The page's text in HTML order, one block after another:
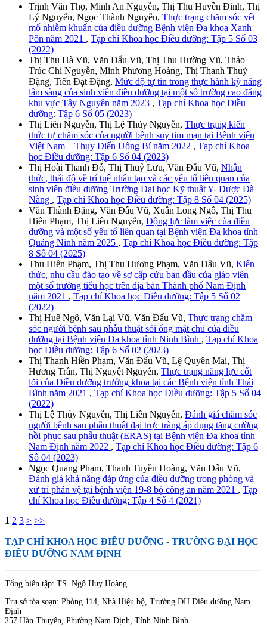
Trịnh Văn Thọ, Minh An Nguyễn, Thị Thu Huyền Đinh, Thị
Lý Nguyễn, Ngọc Thành Nguyễn, Thực trạng chăm sóc vết
mổ nhiễm khuẩn của điều dưỡng Bệnh viện Đa khoa Xanh
Pôn năm 2021 , Tạp chí Khoa học Điều dưỡng: Tập 5 Số 03
(2022)
Thị Thu Hà Vũ, Văn Đẩu Vũ, Thị Thu Hường Vũ, Thảo
Trúc Chi Nguyễn, Minh Phương Hoàng, Thị Thanh Thuỷ
Đặng, Tiến Đạt Đặng, Mức độ tự tin trong thực hành kỹ năng
lâm sàng của sinh viên điều dưỡng tại một số trường cao đẳng
khu vực Tây Nguyên năm 2023 , Tạp chí Khoa học Điều
dưỡng: Tập 6 Số 05 (2023)
Thị Liên Nguyễn, Thị Lệ Thủy Nguyễn, Thực trạng kiến
thức tự chăm sóc của người bệnh suy tim mạn tại Bệnh viện
Việt Nam – Thụy Điển Uông Bí năm 2022 , Tạp chí Khoa
học Điều dưỡng: Tập 6 Số 04 (2023)
Thị Hoài Thanh Đỗ, Thị Thuỷ Lưu, Văn Đẩu Vũ, Nhận
thức, thái độ về trí tuệ nhân tạo và các yếu tố liên quan của
sinh viên điều dưỡng Trường Đại học Kỹ thuật Y- Dược Đà
Nẵng , Tạp chí Khoa học Điều dưỡng: Tập 8 Số 04 (2025)
Văn Thành Đặng, Văn Đẩu Vũ, Xuân Long Ngô, Thị Thu
Hiền Phạm, Thị Liên Nguyễn, Động lực làm việc của điều
dưỡng và một số yếu tố liên quan tại Bệnh viện Đa khoa tỉnh
Quảng Ninh năm 2025 , Tạp chí Khoa học Điều dưỡng: Tập
8 Số 04 (2025)
Thu Hiền Phạm, Thị Thu Hương Phạm, Văn Đẩu Vũ, Kiến
thức, nhu cầu đào tạo về sơ cấp cứu ban đầu của giáo viên
một số trường tiểu học trên địa bàn Thành phố Nam Định
năm 2021 , Tạp chí Khoa học Điều dưỡng: Tập 5 Số 02
(2022)
Thị Huê Ngô, Văn Lại Vũ, Văn Đẩu Vũ, Thực trạng chăm
sóc người bệnh sau phẫu thuật sỏi ống mật chủ của điều
dưỡng tại Bệnh viện Đa khoa tỉnh Ninh Bình , Tạp chí Khoa
học Điều dưỡng: Tập 6 Số 02 (2023)
Thị Thanh Hiền Phạm, Văn Đẩu Vũ, Lệ Quyên Mai, Thị
Hương Trần, Thị Nguyệt Nguyễn, Thực trạng năng lực cốt
lõi của Điều dưỡng trưởng khoa tại các Bệnh viện tỉnh Thái
Bình năm 2021 , Tạp chí Khoa học Điều dưỡng: Tập 5 Số 04
(2022)
Thị Lệ Thủy Nguyễn, Thị Liên Nguyễn, Đánh giá chăm sóc
người bệnh sau phẫu thuật đại trực tràng áp dụng tăng cường
hồi phục sau phẫu thuật (ERAS) tại Bệnh viện Đa khoa tỉnh
Nam Định năm 2022 , Tạp chí Khoa học Điều dưỡng: Tập 6
Số 04 (2023)
Ngọc Quang Phạm, Thanh Tuyền Hoàng, Văn Đẩu Vũ,
Đánh giá khả năng đáp ứng của điều dưỡng trong phòng và
xử trí phản vệ tại bệnh viện 19-8 bộ công an năm 2021 , Tạp
chí Khoa học Điều dưỡng: Tập 4 Số 4 (2021)
1 2 3 > >>
TẠP CHÍ KHOA HỌC ĐIỀU DƯỠNG - TRƯỜNG ĐẠI HỌC
ĐIỀU DƯỠNG NAM ĐỊNH
Tổng biên tập: TS. Ngô Huy Hoàng
Trụ sở tòa soạn: Phòng 114, Nhà Hiệu bộ, Trường ĐH Điều dưỡng Nam
Định
257 Hàn Thuyên, Phường Nam Định, Tỉnh Ninh Bình